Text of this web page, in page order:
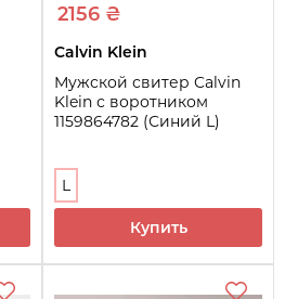
2156 ₴
Calvin Klein
Мужской свитер Calvin
Klein с воротником
1159864782 (Синий L)
L
Купить